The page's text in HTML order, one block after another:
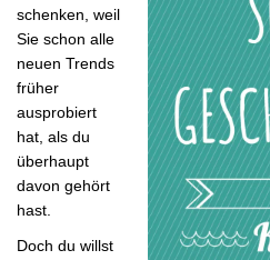
schenken, weil
Sie schon alle
neuen Trends
früher
ausprobiert
hat, als du
überhaupt
davon gehört
hast.
Doch du willst